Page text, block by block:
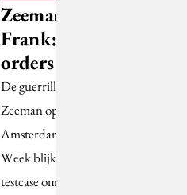
Zeeman’s
Frank: 100
orders per dag
De guerrilla-actie van
Zeeman op de
Amsterdam Fashion
Week blijkt een goede
testcase om online